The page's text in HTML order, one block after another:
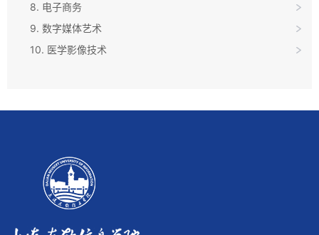
8. 电子商务
9. 数字媒体艺术
10. 医学影像技术